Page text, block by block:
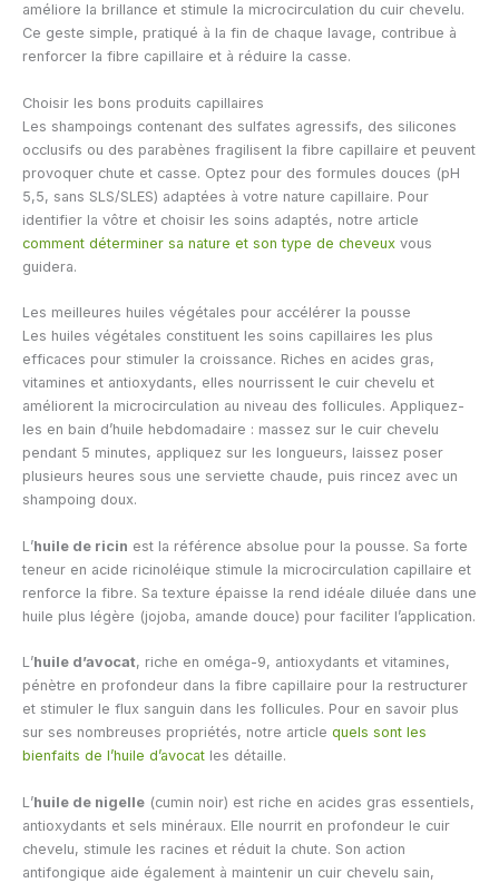
améliore la brillance et stimule la microcirculation du cuir chevelu.
Ce geste simple, pratiqué à la fin de chaque lavage, contribue à
renforcer la fibre capillaire et à réduire la casse.
Choisir les bons produits capillaires
Les shampoings contenant des sulfates agressifs, des silicones
occlusifs ou des parabènes fragilisent la fibre capillaire et peuvent
provoquer chute et casse. Optez pour des formules douces (pH
5,5, sans SLS/SLES) adaptées à votre nature capillaire. Pour
identifier la vôtre et choisir les soins adaptés, notre article
comment déterminer sa nature et son type de cheveux vous
guidera.
Les meilleures huiles végétales pour accélérer la pousse
Les huiles végétales constituent les soins capillaires les plus
efficaces pour stimuler la croissance. Riches en acides gras,
vitamines et antioxydants, elles nourrissent le cuir chevelu et
améliorent la microcirculation au niveau des follicules. Appliquez-
les en bain d’huile hebdomadaire : massez sur le cuir chevelu
pendant 5 minutes, appliquez sur les longueurs, laissez poser
plusieurs heures sous une serviette chaude, puis rincez avec un
shampoing doux.
L’huile de ricin est la référence absolue pour la pousse. Sa forte
teneur en acide ricinoléique stimule la microcirculation capillaire et
renforce la fibre. Sa texture épaisse la rend idéale diluée dans une
huile plus légère (jojoba, amande douce) pour faciliter l’application.
L’huile d’avocat, riche en oméga-9, antioxydants et vitamines,
pénètre en profondeur dans la fibre capillaire pour la restructurer
et stimuler le flux sanguin dans les follicules. Pour en savoir plus
sur ses nombreuses propriétés, notre article quels sont les
bienfaits de l’huile d’avocat les détaille.
L’huile de nigelle (cumin noir) est riche en acides gras essentiels,
antioxydants et sels minéraux. Elle nourrit en profondeur le cuir
chevelu, stimule les racines et réduit la chute. Son action
antifongique aide également à maintenir un cuir chevelu sain,